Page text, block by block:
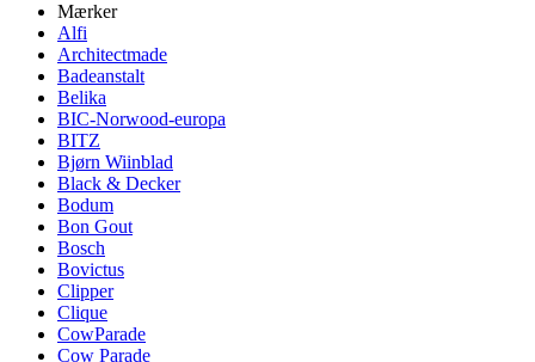
Mærker
Alfi
Architectmade
Badeanstalt
Belika
BIC-Norwood-europa
BITZ
Bjørn Wiinblad
Black & Decker
Bodum
Bon Gout
Bosch
Bovictus
Clipper
Clique
CowParade
Cow Parade